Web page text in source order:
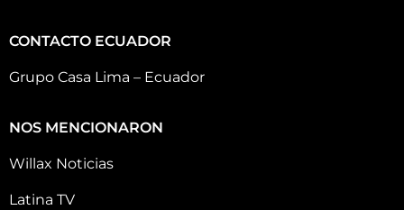
CONTACTO ECUADOR
Grupo Casa Lima – Ecuador
NOS MENCIONARON
Willax Noticias
Latina TV